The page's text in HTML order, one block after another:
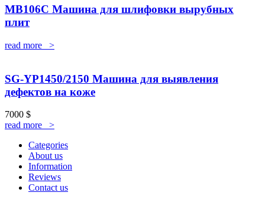
MB106C Машина для шлифовки вырубных
плит
read more >
SG-YP1450/2150 Машина для выявления
дефектов на коже
7000 $
read more >
Categories
About us
Information
Reviews
Contact us